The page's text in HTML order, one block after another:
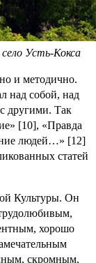
Усть-Кокса
и методично.
над собой, над
другими. Так
[10], «Правда
людей…» [12]
статей
Культуры. Он
хорошо
скромным,